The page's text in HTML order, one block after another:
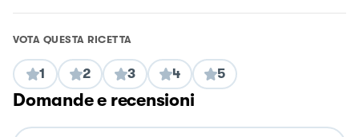
VOTA QUESTA RICETTA
1 2 3 4 5
Domande e recensioni